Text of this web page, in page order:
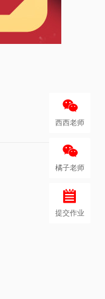
西西老师
橘子老师
提交作业